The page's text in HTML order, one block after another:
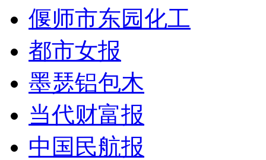
偃师市东园化工
都市女报
墨瑟铝包木
当代财富报
中国民航报